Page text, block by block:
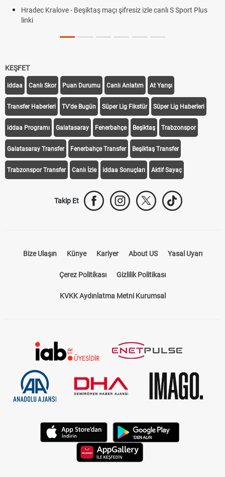
Beşiktaş maçı şifresiz izle canlı S Sport Plus
KEŞFET
iddaa Canlı Skor Puan Durumu Canlı Anlatım At Yarışı
Transfer Haberleri TV'de Bugün Süper Lig Fikstür Süper Lig Haberleri
iddaa Programı Galatasaray Fenerbahçe Beşiktaş Trabzonspor
Galatasaray Transfer Fenerbahçe Transfer Beşiktaş Transfer
Trabzonspor Transfer Canlı İzle iddaa Sonuçları Aktif Sayaç
Takip Et
Bize Ulaşın Künye Kariyer About US Yasal Uyarı
Çerez Politikası Gizlilik Politikası
KVKK Aydınlatma Metni Kurumsal